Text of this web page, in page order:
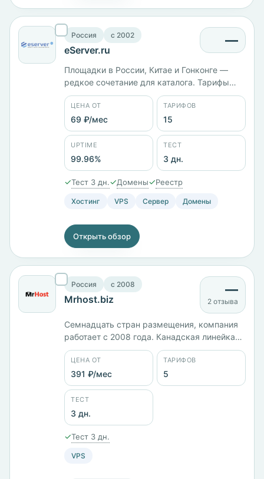
Россия c 2002
eServer.ru
—
Площадки в России, Китае и Гонконге —
редкое сочетание для каталога. Тарифы
дублируются по регионам: Econom с 1 ГБ
памяти стоит 1201 ₽/мес и в европейской, и
в гонконгской локации, Business+ с 4
ядрами, 8 ГБ и диском на 250 ГБ — 7008 ₽/
мес. Заявленный uptime 99,96%.
ЦЕНА ОТ
69 ₽/мес
ТАРИФОВ
15
UPTIME
99.96%
ТЕСТ
3 дн.
✓Тест 3 дн.✓Домены✓Реестр
Хостинг VPS Сервер Домены
Открыть обзор
Россия c 2008
Mrhost.biz
—
2 отзыва
Семнадцать стран размещения, компания
работает с 2008 года. Канадская линейка
удваивается: CA-1 с 1 ГБ памяти стоит 333
₽/мес, CA-2 с 2 ГБ — 666 ₽/мес, CA-4 с 2
ядрами и 4 ГБ — 1200 ₽/мес, CA-16 с 4
ядрами и 16 ГБ — 3666 ₽/мес, CA-32 с 32
ГБ — 6333 ₽/мес.
ЦЕНА ОТ
391 ₽/мес
ТАРИФОВ
5
ТЕСТ
3 дн.
✓Тест 3 дн.
VPS